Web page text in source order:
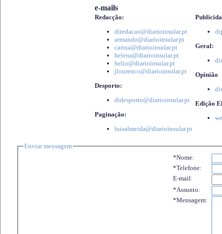
e-mails
Redacção:
diredacao@diarioinsular.pt
armando@diarioinsular.pt
carina@diarioinsular.pt
helena@diarioinsular.pt
helio@diarioinsular.pt
jlourenco@diarioinsular.pt
Desporto:
didesporto@diarioinsular.pt
Paginação:
luisalmeida@diarioinsular.pt
Geral:
Opinião
Edição
Enviar mensagem
*Nome:
*Telefone:
E-mail:
*Assunto:
*Mensagem: